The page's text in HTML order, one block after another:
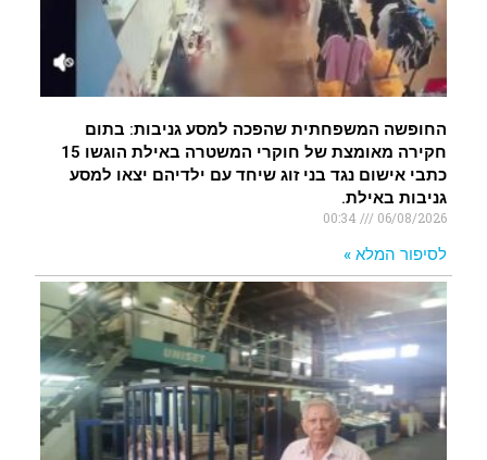
החופשה המשפחתית שהפכה למסע גניבות: בתום
חקירה מאומצת של חוקרי המשטרה באילת הוגשו 15
כתבי אישום נגד בני זוג שיחד עם ילדיהם יצאו למסע
גניבות באילת.
06/08/2026
לסיפור המלא »